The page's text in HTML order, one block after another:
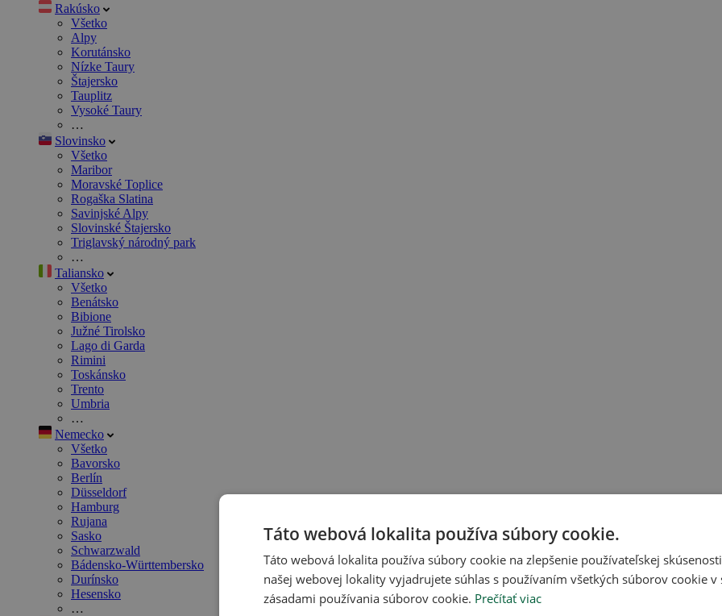
Rakúsko
Všetko
Alpy
Korutánsko
Nízke Taury
Štajersko
Tauplitz
Vysoké Taury
…
Slovinsko
Všetko
Maribor
Moravské Toplice
Rogaška Slatina
Savinjské Alpy
Slovinské Štajersko
Triglavský národný park
…
Taliansko
Všetko
Benátsko
Bibione
Južné Tirolsko
Lago di Garda
Rimini
Toskánsko
Trento
Umbria
…
Nemecko
Všetko
Bavorsko
Berlín
Düsseldorf
Hamburg
Rujana
Sasko
Schwarzwald
Bádensko-Württembersko
Durínsko
Hesensko
…
Táto webová lokalita používa súbory cookie.
Táto webová lokalita používa súbory cookie na zlepšenie používateľskej
našej webovej lokality vyjadrujete súhlas s používaním všetkých súborov cookie v
zásadami používania súborov cookie. Prečítať viac